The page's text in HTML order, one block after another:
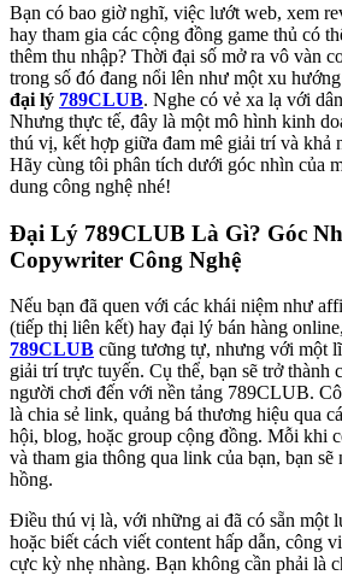
Bạn có bao giờ nghĩ, việc lướt web, xem
hay tham gia các cộng đồng game thủ có
thêm thu nhập? Thời đại số mở ra vô vàn
trong số đó đang nổi lên như một xu
đại lý 789CLUB. Nghe có vẻ xa lạ với
Nhưng thực tế, đây là một mô hình kinh
thú vị, kết hợp giữa đam mê giải trí và khả
Hãy cùng tôi phân tích dưới góc nhìn của
dung công nghệ nhé!
Đại Lý 789CLUB Là Gì? Góc
Copywriter Công Nghệ
Nếu bạn đã quen với các khái niệm như
(tiếp thị liên kết) hay đại lý bán hàng
789CLUB cũng tương tự, nhưng với một
giải trí trực tuyến. Cụ thể, bạn sẽ trở thành
người chơi đến với nền tảng 789CLUB.
là chia sẻ link, quảng bá thương hiệu qua
hội, blog, hoặc group cộng đồng. Mỗi khi
và tham gia thông qua link của bạn, bạn sẽ
hồng.
Điều thú vị là, với những ai đã có sẵn một
hoặc biết cách viết content hấp dẫn, công
cực kỳ nhẹ nhàng. Bạn không cần phải là